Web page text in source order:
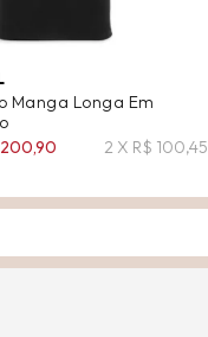
Manga Longa Em
2 X R$ 100,45